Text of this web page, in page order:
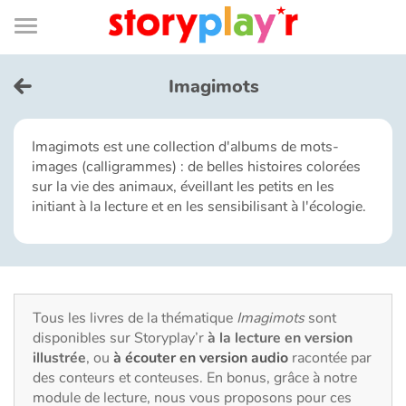
Connexion
Bibliothèque
de
page
Menu
Je me connecte
Tester gratuitement
Bibliothèque
Accueil
Contes d'ici et d'ailleurs
Imagimots
Imagimots est une collection d'albums de mots-
images (calligrammes) : de belles histoires colorées
sur la vie des animaux, éveillant les petits en les
initiant à la lecture et en les sensibilisant à l'écologie.
Tous les livres de la thématique Imagimotssont
disponibles sur Storyplay’rà la lecture en version
illustrée, ou à écouter en version audio racontée par
des conteurs et conteuses. En bonus, grâce à notre
module de lecture, nous vous proposons pour ces